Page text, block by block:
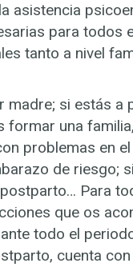
asistencia
para todos
tanto a nivel
madre; si estás a
formar una
problemas en
de riesgo;
Para
que os
todo el
cuenta